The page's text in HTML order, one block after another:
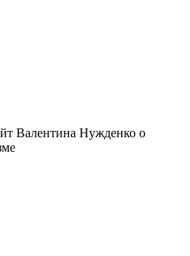
Валентина Нужденко о